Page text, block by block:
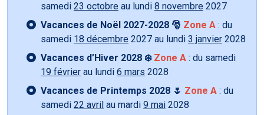
samedi 23 octobre au lundi 8 novembre 2027
Vacances de Noël 2027-2028 🎅 Zone A : du
samedi 18 décembre 2027 au lundi 3 janvier 2028
Vacances d’Hiver 2028 ❄️ Zone A : du samedi
19 février au lundi 6 mars 2028
Vacances de Printemps 2028 🌷 Zone A : du
samedi 22 avril au mardi 9 mai 2028